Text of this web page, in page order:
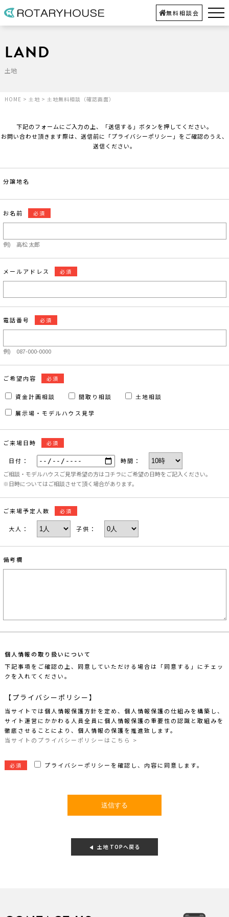
無料相談会
LAND
土地
HOME > 土地 > 土地無料相談（確認画面）
下記のフォームにご入力の上、「送信する」ボタンを押してください。
お問い合わせ頂きます際は、送信前に「プライバシーポリシー」をご確認のうえ、
送信ください。
分譲地名
お名前 必須
例) 高松 太郎
メールアドレス 必須
電話番号 必須
例) 087-000-0000
ご希望内容 必須
資金計画相談 間取り相談
土地相談
展示場・モデルハウス見学
ご来場日時 必須
日付：
時間：
ご相談・モデルハウスご見学希望の方はコチラにご希望の日時をご記入ください。
※日時についてはご相談させて頂く場合があります。
ご来場予定人数 必須
大人： 子供：
備考欄
個人情報の取り扱いについて
下記事項をご確認の上、同意していただける場合は「同意する」にチェッ
クを入れてください。
【プライバシーポリシー】
当サイトでは個人情報保護方針を定め、個人情報保護の仕組みを構築し、
サイト運営にかかわる人員全員に個人情報保護の重要性の認識と取組みを
徹底させることにより、個人情報の保護を推進致します。
当サイトのプライバシーポリシーはこちら >
必須 プライバシーポリシーを確認し、内容に同意します。
土地 TOPへ戻る